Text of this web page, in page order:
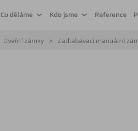
Co děláme Kdo jsme Reference
Dveřní zámky Zadlabávací manuální